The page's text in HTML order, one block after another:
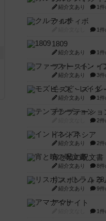
紹介文あり 1
クルティボ
1
1809
紹介文あり 1
紹介文あり 3件
モズビ－ズ・レ
紹介文あり 1
テンプテーショ
2
インドネシア
紹介文あり 2
宵と暁の呪文書
紹介文あり 8件
リスボン・トラ
紹介文あり 9件
アマナイト
1